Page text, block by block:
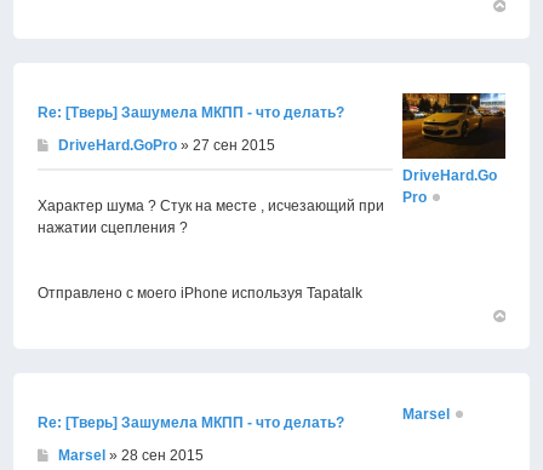
Re: [Тверь] Зашумела МКПП - что делать?
DriveHard.GoPro » 27 сен 2015
Характер шума ? Стук на месте , исчезающий при
нажатии сцепления ?
Отправлено с моего iPhone используя Tapatalk
DriveHard.Go
Pro
Re: [Тверь] Зашумела МКПП - что делать?
Marsel » 28 сен 2015
Marsel